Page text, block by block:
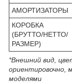
АМОРТИЗАТОРЫ
КОРОБКА
(БРУТТО/НЕТТО/
РАЗМЕР)
*Внешний вид,
ориентировочно,
моделями